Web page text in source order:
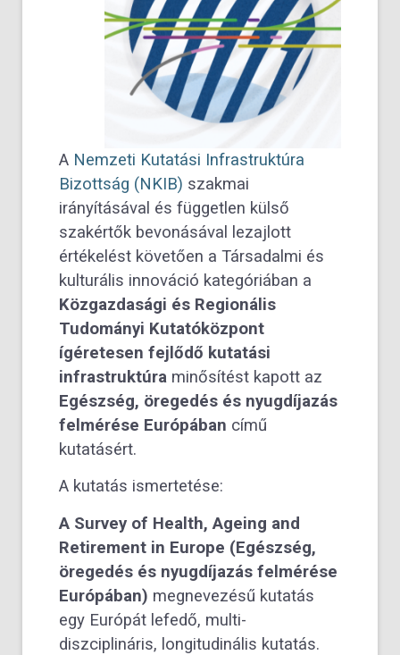
A Nemzeti Kutatási Infrastruktúra
Bizottság (NKIB) szakmai
irányításával és független külső
szakértők bevonásával lezajlott
értékelést követően a Társadalmi és
kulturális innováció kategóriában a
Közgazdasági és Regionális
Tudományi Kutatóközpont
ígéretesen fejlődő kutatási
infrastruktúra minősítést kapott az
Egészség, öregedés és nyugdíjazás
felmérése Európában című
kutatásért.
A kutatás ismertetése:
A Survey of Health, Ageing and
Retirement in Europe (Egészség,
öregedés és nyugdíjazás felmérése
Európában) megnevezésű kutatás
egy Európát lefedő, multi-
diszciplináris, longitudinális kutatás.